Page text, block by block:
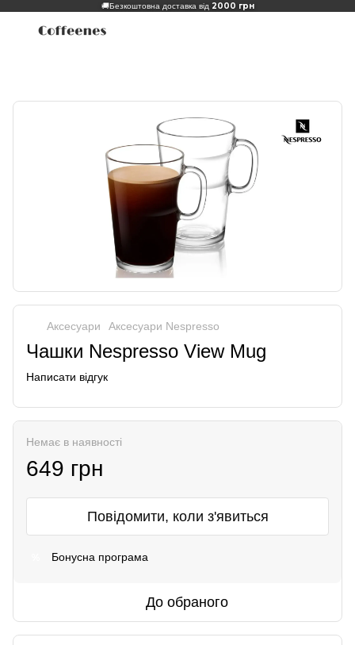
🚚Безкоштовна доставка від 2000 грн
Аксесуари Аксесуари Nespresso
Чашки Nespresso View Mug
Написати відгук
Немає в наявності
649 грн
Повідомити, коли з'явиться
Бонусна програма
До обраного